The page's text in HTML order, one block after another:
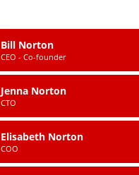
Bill Norton
CEO - Co-founder
Jenna Norton
CTO
Elisabeth Norton
COO